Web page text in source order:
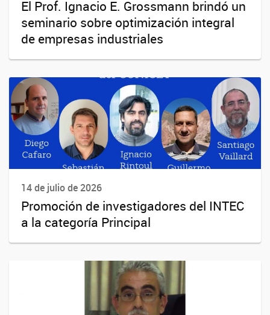
El Prof. Ignacio E. Grossmann brindó un
seminario sobre optimización integral
de empresas industriales
14 de julio de 2026
Promoción de investigadores del INTEC
a la categoría Principal